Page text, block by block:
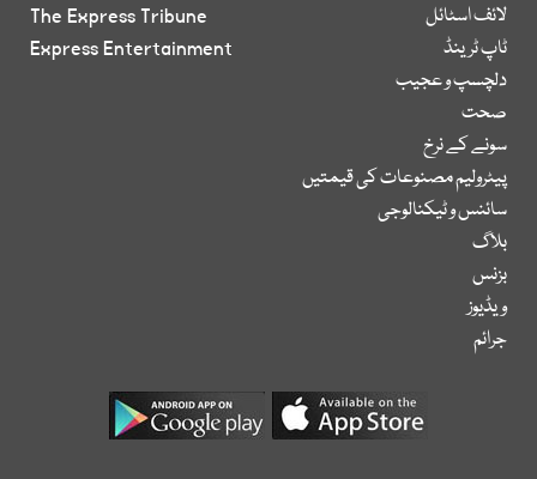
لائف اسٹائل
ٹاپ ٹرینڈ
دلچسپ و عجیب
صحت
سونے کے نرخ
پیٹرولیم مصنوعات کی قیمتیں
سائنس و ٹیکنالوجی
بلاگ
بزنس
ویڈیوز
جرائم
The Express Tribune
Express Entertainment